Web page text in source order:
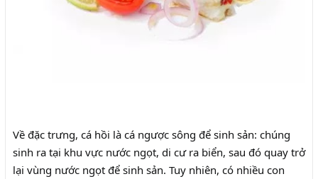
Về đặc trưng, cá hồi là cá ngược sông để sinh sản: chúng
sinh ra tại khu vực nước ngọt, di cư ra biển, sau đó quay trở
lại vùng nước ngọt để sinh sản. Tuy nhiên, có nhiều con